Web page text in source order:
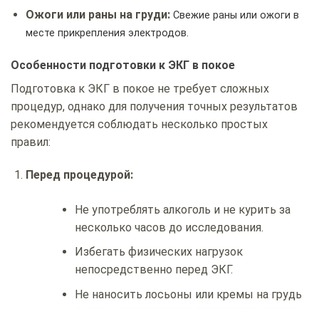
Ожоги или раны на груди: Свежие раны или ожоги в
месте прикрепления электродов.
Особенности подготовки к ЭКГ в покое
Подготовка к ЭКГ в покое не требует сложных
процедур, однако для получения точных результатов
рекомендуется соблюдать несколько простых
правил:
Перед процедурой:
Не употреблять алкоголь и не курить за
несколько часов до исследования.
Избегать физических нагрузок
непосредственно перед ЭКГ.
Не наносить лосьоны или кремы на грудь